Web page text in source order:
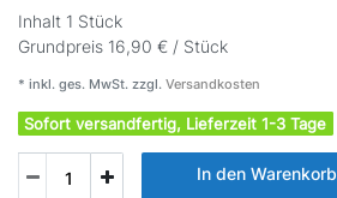
Inhalt 1 Stück
Grundpreis 16,90 € / Stück
* inkl. ges. MwSt. zzgl. Versandkosten
Sofort versandfertig, Lieferzeit 1-3 Tage
In den Warenkorb